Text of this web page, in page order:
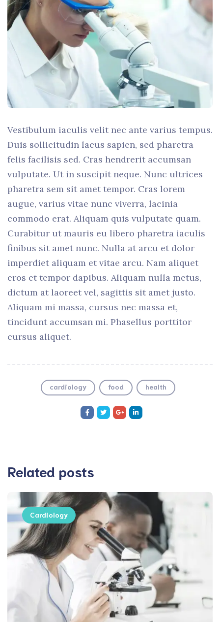
Vestibulum iaculis velit nec ante varius tempus.
Duis sollicitudin lacus sapien, sed pharetra
felis facilisis sed. Cras hendrerit accumsan
vulputate. Ut in suscipit neque. Nunc ultrices
pharetra sem sit amet tempor. Cras lorem
augue, varius vitae nunc viverra, lacinia
commodo erat. Aliquam quis vulputate quam.
Curabitur ut mauris eu libero pharetra iaculis
finibus sit amet nunc. Nulla at arcu et dolor
imperdiet aliquam et vitae arcu. Nam aliquet
eros et tempor dapibus. Aliquam nulla metus,
dictum at laoreet vel, sagittis sit amet justo.
Aliquam mi massa, cursus nec massa et,
tincidunt accumsan mi. Phasellus porttitor
cursus aliquet.
cardiology food health
Related posts
Cardiology